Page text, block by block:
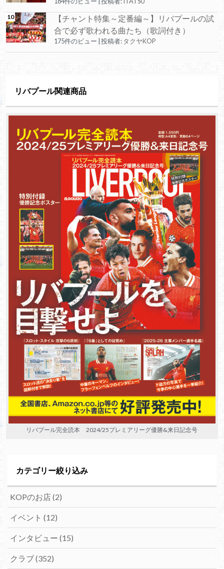
【チャント特集～定番編～】リバプールの試
合で必ず歌われる曲たち（歌詞付き）
175件のビュー 投稿者: タクヤKOP
リバプール関連商品
リバプール完全読本 2024/25プレミアリーグ優勝&来日記念号
カテゴリー絞り込み
KOPのお店(2)
イベント (12)
インタビュー (15)
クラブ(352)